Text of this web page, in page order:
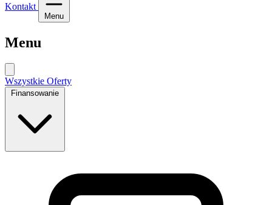
Kontakt
Menu
Menu
Wszystkie Oferty
Finansowanie